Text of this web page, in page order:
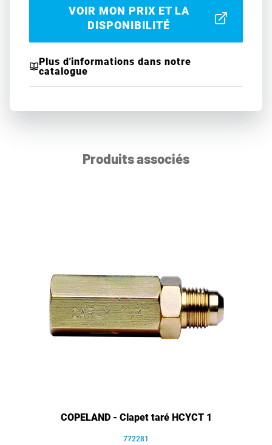
VOIR MON PRIX ET LA
DISPONIBILITÉ
Plus d'informations dans notre
catalogue
Produits associés
COPELAND - Clapet taré HCYCT 1
772281